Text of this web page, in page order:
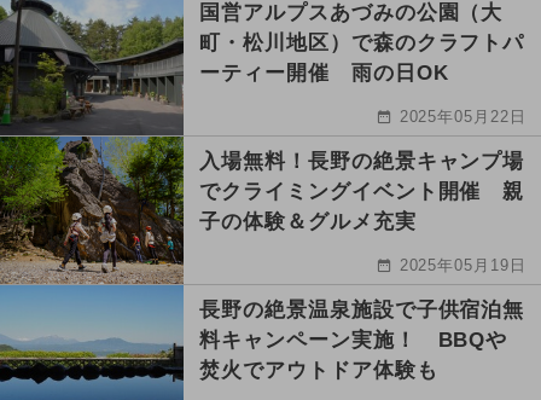
国営アルプスあづみの公園（大
町・松川地区）で森のクラフトパ
ーティー開催 雨の日OK
2025年05月22日
入場無料！長野の絶景キャンプ場
でクライミングイベント開催 親
子の体験＆グルメ充実
2025年05月19日
長野の絶景温泉施設で子供宿泊無
料キャンペーン実施！ BBQや
焚火でアウトドア体験も